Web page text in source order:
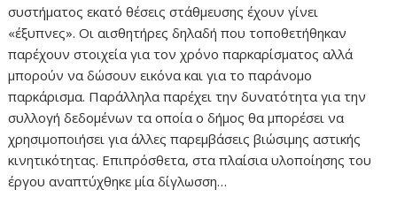
συστήματος εκατό θέσεις στάθμευσης έχουν γίνει
«έξυπνες». Οι αισθητήρες δηλαδή που τοποθετήθηκαν
παρέχουν στοιχεία για τον χρόνο παρκαρίσματος αλλά
μπορούν να δώσουν εικόνα και για το παράνομο
παρκάρισμα. Παράλληλα παρέχει την δυνατότητα για την
συλλογή δεδομένων τα οποία ο δήμος θα μπορέσει να
χρησιμοποιήσει για άλλες παρεμβάσεις βιώσιμης αστικής
κινητικότητας. Επιπρόσθετα, στα πλαίσια υλοποίησης του
έργου αναπτύχθηκε μία δίγλωσση…